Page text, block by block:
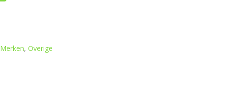
Merken, Overige